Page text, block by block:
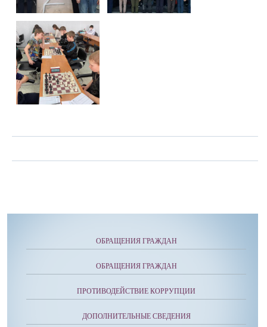
ОБРАЩЕНИЯ ГРАЖДАН
ОБРАЩЕНИЯ ГРАЖДАН
ПРОТИВОДЕЙСТВИЕ КОРРУПЦИИ
ДОПОЛНИТЕЛЬНЫЕ СВЕДЕНИЯ